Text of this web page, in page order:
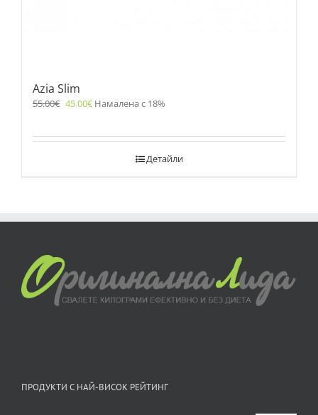
Azia Slim
55.00€ 45.00€ Намалена с 18%
Детайли
ПРОДУКТИ С НАЙ-ВИСОК РЕЙТИНГ